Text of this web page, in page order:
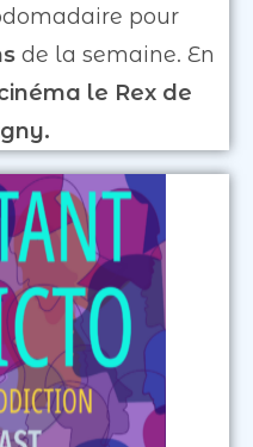
pour
de la semaine. En
le Rex de